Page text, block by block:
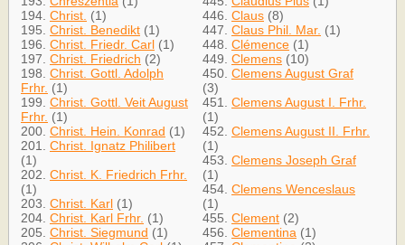
194. Christ. (1)
195. Christ. Benedikt (1)
196. Christ. Friedr. Carl (1)
197. Christ. Friedrich (2)
198. Christ. Gottl. Adolph
Frhr. (1)
199. Christ. Gottl. Veit August
Frhr. (1)
200. Christ. Hein. Konrad (1)
201. Christ. Ignatz Philibert
(1)
202. Christ. K. Friedrich Frhr.
(1)
203. Christ. Karl (1)
204. Christ. Karl Frhr. (1)
205. Christ. Siegmund (1)
446. Claus (8)
447. Claus Phil. Mar. (1)
448. Clémence (1)
449. Clemens (10)
450. Clemens August Graf
(3)
451. Clemens August I. Frhr.
(1)
452. Clemens August II. Frhr.
(1)
453. Clemens Joseph Graf
(1)
454. Clemens Wenceslaus
(1)
455. Clement (2)
456. Clementina (1)